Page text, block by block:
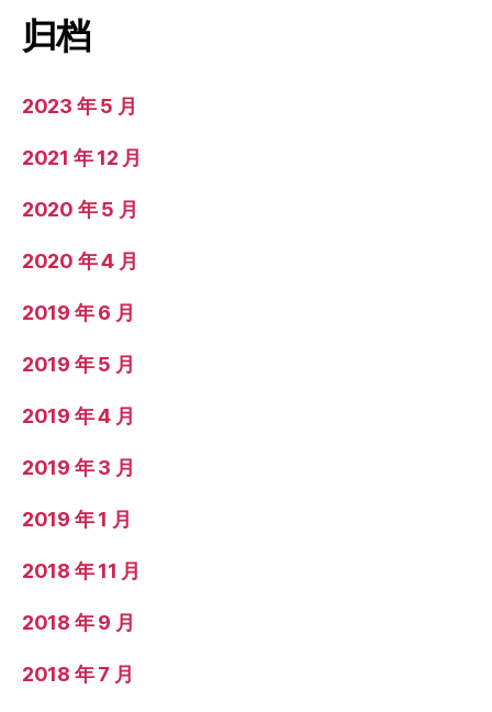
归档
2023 年 5 月
2021 年 12 月
2020 年 5 月
2020 年 4 月
2019 年 6 月
2019 年 5 月
2019 年 4 月
2019 年 3 月
2019 年 1 月
2018 年 11 月
2018 年 9 月
2018 年 7 月